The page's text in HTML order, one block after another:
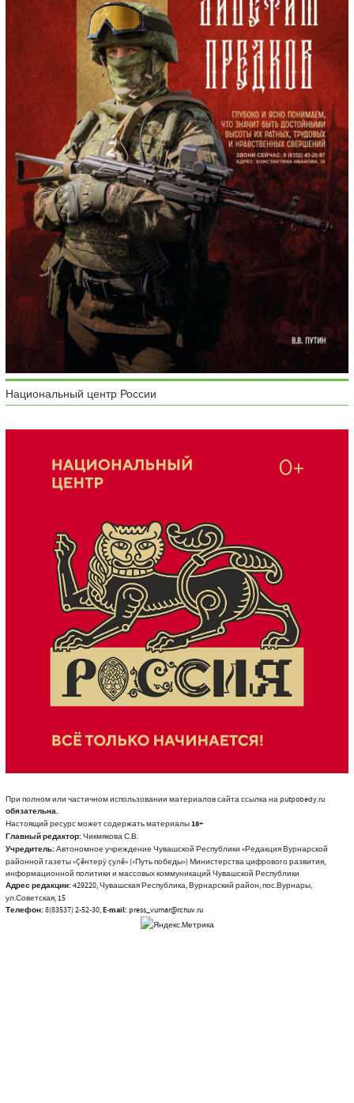
Национальный центр России
При полном или частичном использовании материалов сайта ссылка на putpobedy.ru
обязательна.
Настоящий ресурс может содержать материалы18+
Главный редактор:Чикмякова С.В.
Учредитель:Автономное учреждение Чувашской Республики «Редакция Вурнарской
районной газеты «Çĕнтерÿ çулĕ» («Путь победы») Министерства цифрового развития,
информационной политики и массовых коммуникаций Чувашской Республики
Адрес редакции:429220, Чувашская Республика, Вурнарский район, пос.Вурнары,
ул.Советская, 15
Телефон:8(83537) 2-52-30,E-mail:press_vurnar@rchuv.ru